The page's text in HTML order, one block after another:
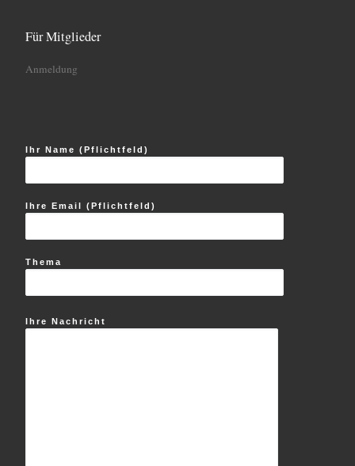
Für Mitglieder
Anmeldung
Ihr Name (Pflichtfeld)
Ihre Email (Pflichtfeld)
Thema
Ihre Nachricht